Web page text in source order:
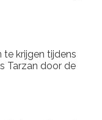
krijgen tijdens
Tarzan door de